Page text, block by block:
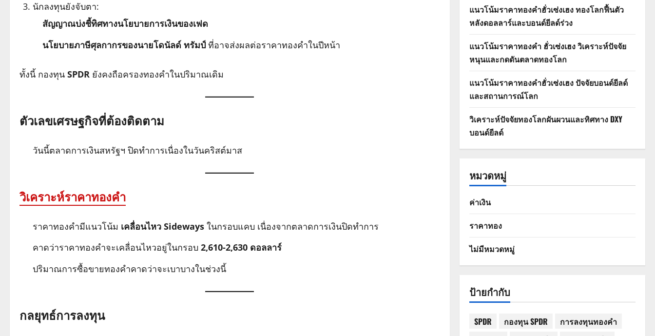
นักลงทุนยังจับตา:
สัญญาณบ่งชี้ทิศทางนโยบายการเงินของเฟด
นโยบายภาษีศุลกากรของนายโดนัลด์ ทรัมป์ที่อาจส่งผลต่อราคาทองคำในปีหน้า
ทั้งนี้ กองทุน SPDR ยังคงถือครองทองคำในปริมาณเดิม
ตัวเลขเศรษฐกิจที่ต้องติดตาม
วันนี้ตลาดการเงินสหรัฐฯ ปิดทำการเนื่องในวันคริสต์มาส
วิเคราะห์ราคาทองคำ
ราคาทองคำมีแนวโน้ม เคลื่อนไหว Sideways ในกรอบแคบ เนื่องจากตลาดการเงินปิดทำการ
คาดว่าราคาทองคำจะเคลื่อนไหวอยู่ในกรอบ 2,610-2,630 ดอลลาร์
ปริมาณการซื้อขายทองคำคาดว่าจะเบาบางในช่วงนี้
กลยุทธ์การลงทุน
แนวโน้มราคาทองคำฮั่วเซ่งเฮง ทองโลกฟื้นตัว
หลังดอลลาร์และบอนด์ยีลด์ร่วง
แนวโน้มราคาทองคำ ฮั่วเซ่งเฮง วิเคราะห์ปัจจัย
หนุนและกดดันตลาดทองโลก
แนวโน้มราคาทองคำฮั่วเซ่งเฮง ปัจจัยบอนด์ยีลด์
และสถานการณ์โลก
วิเคราะห์ปัจจัยทองโลกผันผวนและทิศทาง DXY
บอนด์ยีลด์
หมวดหมู่
ค่าเงิน
ราคาทอง
ไม่มีหมวดหมู่
ป้ายกำกับ
SPDR กองทุน SPDR
การลงทุนทองคำ